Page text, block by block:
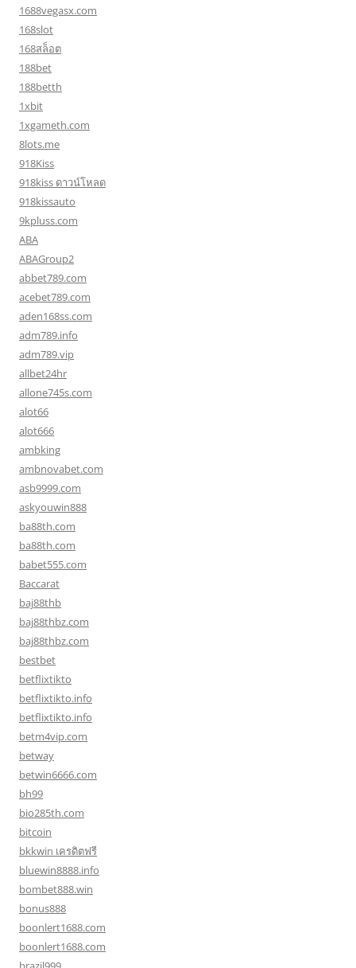
1688vegasx.com
168slot
168สล็อต
188bet
188betth
1xbit
1xgameth.com
8lots.me
918Kiss
918kiss ดาวน์โหลด
918kissauto
9kpluss.com
ABA
ABAGroup2
abbet789.com
acebet789.com
aden168ss.com
adm789.info
adm789.vip
allbet24hr
allone745s.com
alot66
alot666
ambking
ambnovabet.com
asb9999.com
askyouwin888
ba88th.com
ba88th.com
babet555.com
Baccarat
baj88thb
baj88thbz.com
baj88thbz.com
bestbet
betflixtikto
betflixtikto.info
betflixtikto.info
betm4vip.com
betway
betwin6666.com
bh99
bio285th.com
bitcoin
bkkwin เครดิตฟรี
bluewin8888.info
bombet888.win
bonus888
boonlert1688.com
boonlert1688.com